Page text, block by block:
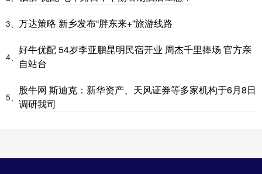
3、 万达策略 新乡发布“胖东来+”旅游线路
4、
好牛优配 54岁李亚鹏昆明民宿开业 周杰千里捧场 官方亲
自站台
5、
股牛网 斯迪克：新华资产、天风证券等多家机构于6月8日
调研我司